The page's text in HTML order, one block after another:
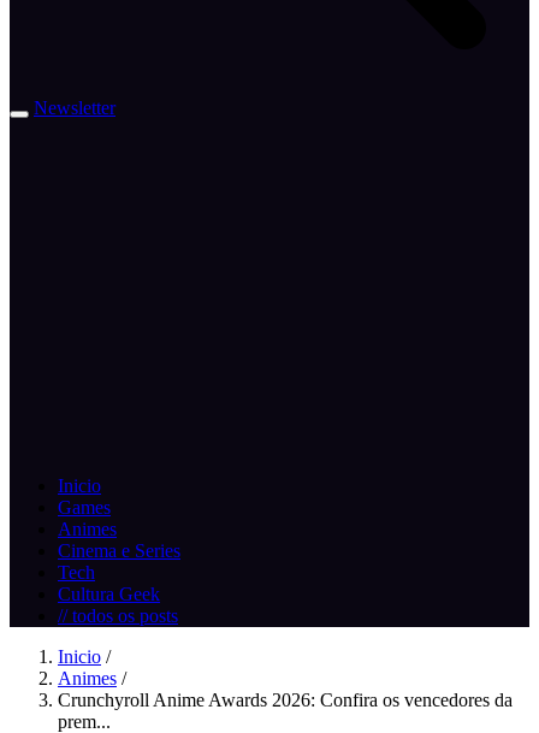
Newsletter
Inicio
Games
Animes
Cinema e Series
Tech
Cultura Geek
// todos os posts
Inicio /
Animes /
Crunchyroll Anime Awards 2026: Confira os vencedores da
prem...